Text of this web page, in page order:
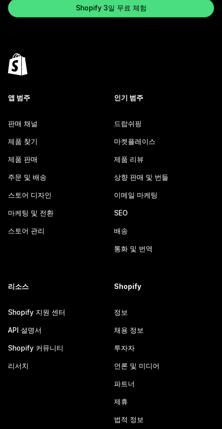
Shopify 3일 무료 체험
앱 범주
판매 채널
제품 찾기
제품 판매
주문 및 배송
스토어 디자인
마케팅 및 전환
스토어 관리
인기 범주
드랍쉬핑
마켓플레이스
제품 리뷰
상향 판매 및 번들
이메일 마케팅
SEO
배송
통화 및 번역
리소스
Shopify 지원 센터
API 설명서
Shopify 커뮤니티
리서치
Shopify
정보
채용 정보
투자자
언론 및 미디어
파트너
제휴
법적 정보